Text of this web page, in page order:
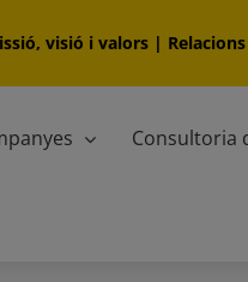
visió i valors |
Consultoria